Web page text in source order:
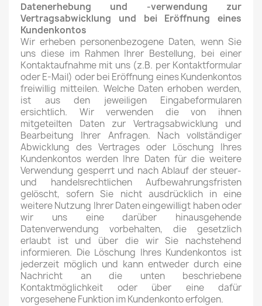
Datenerhebung und -verwendung zur
Vertragsabwicklung und bei Eröffnung eines
Kundenkontos
Wir erheben personenbezogene Daten, wenn Sie
uns diese im Rahmen Ihrer Bestellung, bei einer
Kontaktaufnahme mit uns (z.B. per Kontaktformular
oder E-Mail) oder bei Eröffnung eines Kundenkontos
freiwillig mitteilen. Welche Daten erhoben werden,
ist aus den jeweiligen Eingabeformularen
ersichtlich. Wir verwenden die von ihnen
mitgeteilten Daten zur Vertragsabwicklung und
Bearbeitung Ihrer Anfragen. Nach vollständiger
Abwicklung des Vertrages oder Löschung Ihres
Kundenkontos werden Ihre Daten für die weitere
Verwendung gesperrt und nach Ablauf der steuer-
und handelsrechtlichen Aufbewahrungsfristen
gelöscht, sofern Sie nicht ausdrücklich in eine
weitere Nutzung Ihrer Daten eingewilligt haben oder
wir uns eine darüber hinausgehende
Datenverwendung vorbehalten, die gesetzlich
erlaubt ist und über die wir Sie nachstehend
informieren. Die Löschung Ihres Kundenkontos ist
jederzeit möglich und kann entweder durch eine
Nachricht an die unten beschriebene
Kontaktmöglichkeit oder über eine dafür
vorgesehene Funktion im Kundenkonto erfolgen.